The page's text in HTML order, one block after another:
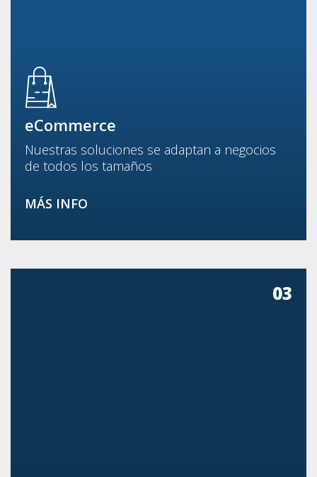
eCommerce
Nuestras soluciones se adaptan a negocios
de todos los tamaños
MÁS INFO
03